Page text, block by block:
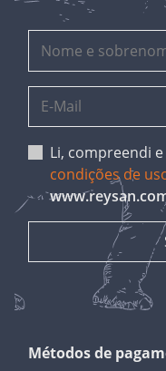
Li, compreendi
condições de
Métodos de